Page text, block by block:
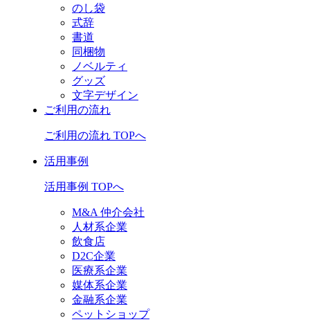
のし袋
式辞
書道
同梱物
ノベルティ
グッズ
文字デザイン
ご利用の流れ
ご利用の流れ TOPへ
活用事例
活用事例 TOPへ
M&A 仲介会社
人材系企業
飲食店
D2C企業
医療系企業
媒体系企業
金融系企業
ペットショップ